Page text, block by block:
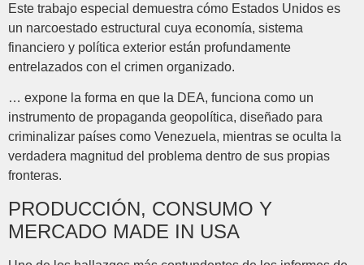
Este trabajo especial demuestra cómo Estados Unidos es
un narcoestado estructural cuya economía, sistema
financiero y política exterior están profundamente
entrelazados con el crimen organizado.
… expone la forma en que la DEA, funciona como un
instrumento de propaganda geopolítica, diseñado para
criminalizar países como Venezuela, mientras se oculta la
verdadera magnitud del problema dentro de sus propias
fronteras.
PRODUCCIÓN, CONSUMO Y
MERCADO MADE IN USA